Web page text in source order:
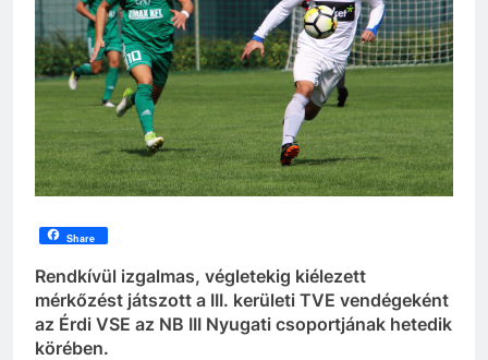
Share
Rendkívül izgalmas, végletekig kiélezett
mérkőzést játszott a III. kerületi TVE vendégeként
az Érdi VSE az NB III Nyugati csoportjának hetedik
körében.